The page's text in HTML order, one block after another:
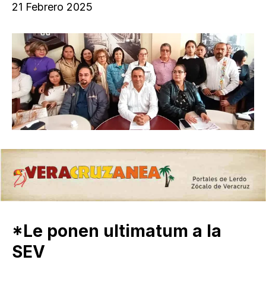
21 Febrero 2025
*Le ponen ultimatum a la
SEV